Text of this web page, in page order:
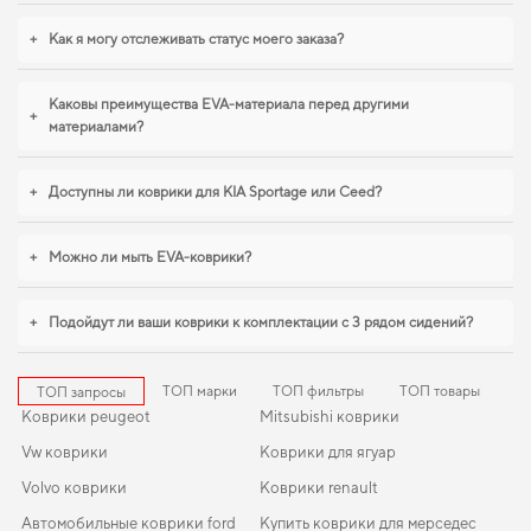
коврики для peugeot bipper
становится разумным решением. Когда важна
точная подгонка и аккуратный внешний вид,
усилий. Будем рады и в дальнейшем помогать вам ухаживать за
автомобилем и предлагать только проверенные решения высокого
+ Как я могу отслеживать статус моего заказа?
+
Каковы преимущества EVA-материала перед другими
материалами?
+ Доступны ли коврики для KIA Sportage или Ceed?
+ Можно ли мыть EVA-коврики?
+ Подойдут ли ваши коврики к комплектации с 3 рядом сидений?
ТОП запросы ТОП марки ТОП фильтры ТОП товары
Коврики peugeot
Vw коврики
Volvo коврики
Автомобильные коврики ford
Mitsubishi коврики
Коврики для ягуар
Коврики renault
Купить коврики для мерседес